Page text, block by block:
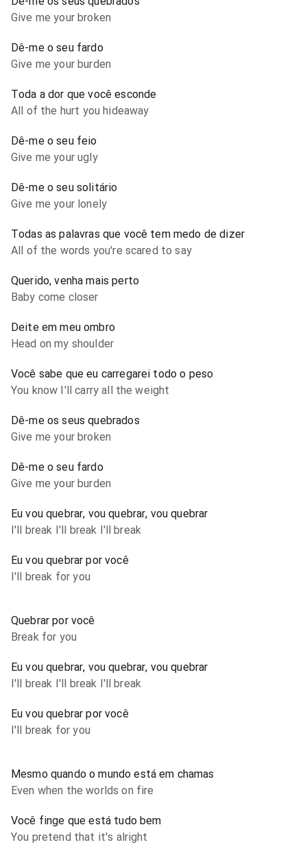
Give me your broken
Dê-me o seu fardo
Give me your burden
Toda a dor que você esconde
All of the hurt you hideaway
Dê-me o seu feio
Give me your ugly
Dê-me o seu solitário
Give me your lonely
Todas as palavras que você tem medo de dizer
All of the words you're scared to say
Querido, venha mais perto
Baby come closer
Deite em meu ombro
Head on my shoulder
Você sabe que eu carregarei todo o peso
You know I'll carry all the weight
Dê-me os seus quebrados
Give me your broken
Dê-me o seu fardo
Give me your burden
Eu vou quebrar, vou quebrar, vou quebrar
I'll break I'll break I'll break
Eu vou quebrar por você
I'll break for you
Quebrar por você
Break for you
Eu vou quebrar, vou quebrar, vou quebrar
I'll break I'll break I'll break
Eu vou quebrar por você
I'll break for you
Mesmo quando o mundo está em chamas
Even when the worlds on fire
Você finge que está tudo bem
You pretend that it's alright